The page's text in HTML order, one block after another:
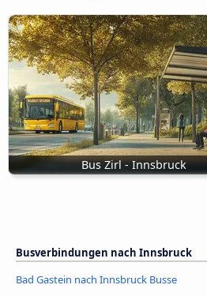
Bus Zirl - Innsbruck
Busverbindungen nach Innsbruck
Bad Gastein nach Innsbruck Busse